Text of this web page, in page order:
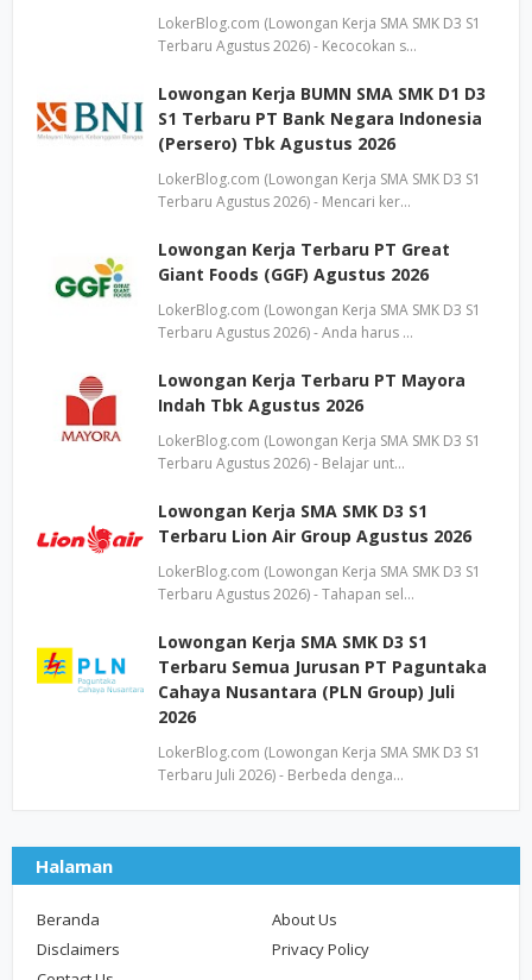
LokerBlog.com (Lowongan Kerja SMA SMK D3 S1
Terbaru Agustus 2026) - Kecocokan s…
Lowongan Kerja BUMN SMA SMK D1 D3
S1 Terbaru PT Bank Negara Indonesia
(Persero) Tbk Agustus 2026
LokerBlog.com (Lowongan Kerja SMA SMK D3 S1
Terbaru Agustus 2026) - Mencari ker…
Lowongan Kerja Terbaru PT Great
Giant Foods (GGF) Agustus 2026
LokerBlog.com (Lowongan Kerja SMA SMK D3 S1
Terbaru Agustus 2026) - Anda harus …
Lowongan Kerja Terbaru PT Mayora
Indah Tbk Agustus 2026
LokerBlog.com (Lowongan Kerja SMA SMK D3 S1
Terbaru Agustus 2026) - Belajar unt…
Lowongan Kerja SMA SMK D3 S1
Terbaru Lion Air Group Agustus 2026
LokerBlog.com (Lowongan Kerja SMA SMK D3 S1
Terbaru Agustus 2026) - Tahapan sel…
Lowongan Kerja SMA SMK D3 S1
Terbaru Semua Jurusan PT Paguntaka
Cahaya Nusantara (PLN Group) Juli
2026
LokerBlog.com (Lowongan Kerja SMA SMK D3 S1
Terbaru Juli 2026) - Berbeda denga…
Halaman
Beranda
About Us
Disclaimers
Privacy Policy